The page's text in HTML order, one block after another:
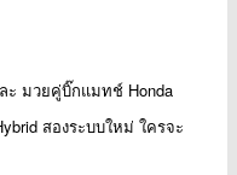
ะ มวยคู่บิ๊กแมทช์ Honda
สองระบบใหม่ ใครจะ